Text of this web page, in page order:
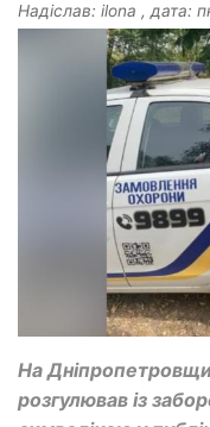
Надіслав: ilona , дата:
На
розгулював із